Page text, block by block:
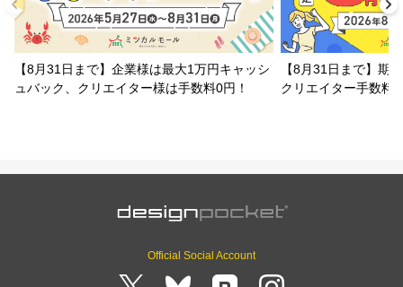
【8月31日まで】企業様は最大1万円キャッシ
ュバック、クリエイター様は手数料0円！
【8月31日まで】期
クリエイター手数料
Official Social Account